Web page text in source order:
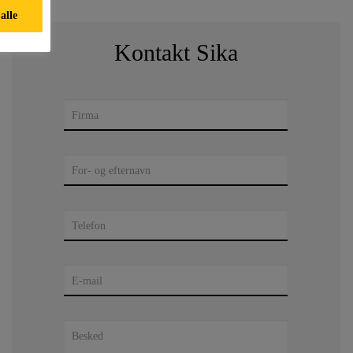
Kontakt Sika
Firma
For- og efternavn
Telefon
E-mail
Besked